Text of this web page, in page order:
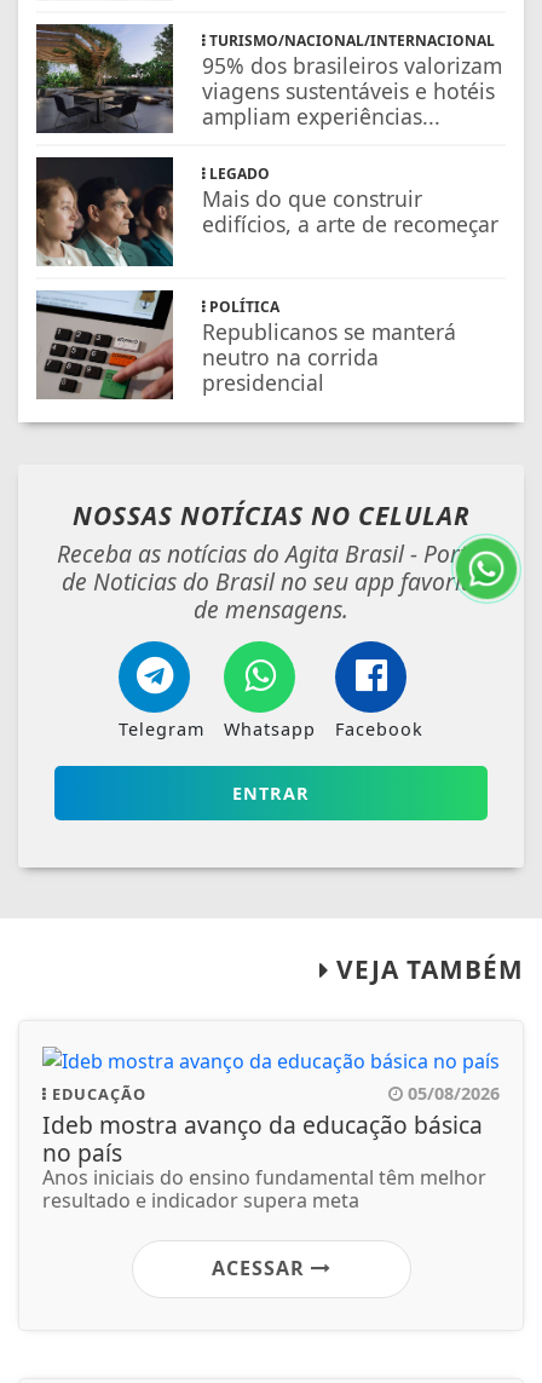
TURISMO/NACIONAL/INTERNACIONAL
95% dos brasileiros valorizam
viagens sustentáveis e hotéis
ampliam experiências...
LEGADO
Mais do que construir
edifícios, a arte de recomeçar
POLÍTICA
Republicanos se manterá
neutro na corrida
presidencial
NOSSAS NOTÍCIAS NO CELULAR
Receba as notícias do Agita Brasil - Portal
de Noticias do Brasil no seu app favorito
de mensagens.
Telegram Whatsapp Facebook
ENTRAR
VEJA TAMBÉM
EDUCAÇÃO 05/08/2026
Ideb mostra avanço da educação básica
no país
Anos iniciais do ensino fundamental têm melhor
resultado e indicador supera meta
ACESSAR